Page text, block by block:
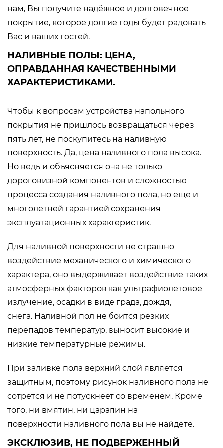
нам, Вы получите надёжное и долговечное
покрытие, которое долгие годы будет радовать
Вас и ваших гостей.
НАЛИВНЫЕ ПОЛЫ: ЦЕНА,
ОПРАВДАННАЯ КАЧЕСТВЕННЫМИ
ХАРАКТЕРИСТИКАМИ.
Чтобы к вопросам устройства напольного
покрытия не пришлось возвращаться через
пять лет, не поскупитесь на наливную
поверхность. Да, цена наливного пола высока.
Но ведь и объясняется она не только
дороговизной компонентов и сложностью
процесса создания наливного пола, но еще и
многолетней гарантией сохранения
эксплуатационных характеристик.
Для наливной поверхности не страшно
воздействие механического и химического
характера, оно выдерживает воздействие таких
атмосферных факторов как ультрафиолетовое
излучение, осадки в виде града, дождя,
снега. Наливной пол не боится резких
перепадов температур, выносит высокие и
низкие температурные режимы.
При заливке пола верхний слой является
защитным, поэтому рисунок наливного пола не
сотрется и не потускнеет со временем. Кроме
того, ни вмятин, ни царапин на
поверхности наливного пола вы не найдете.
ЭКСКЛЮЗИВ, НЕ ПОДВЕРЖЕННЫЙ